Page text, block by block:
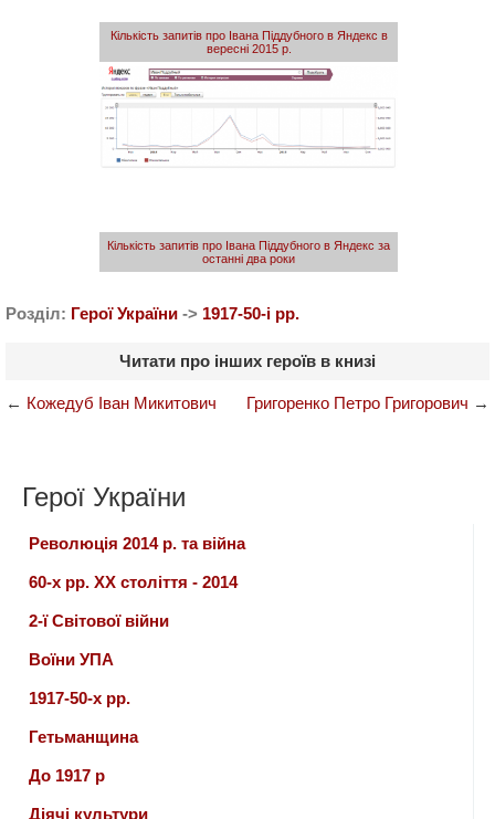
Кількість запитів про Івана Піддубного в Яндекс в
вересні 2015 р.
Кількість запитів про Івана Піддубного в Яндекс за
останні два роки
Розділ: Герої України -> 1917-50-i рр.
Читати про інших героїв в книзі
← Кожедуб Іван Микитович Григоренко Петро Григорович →
Герої України
Революція 2014 р. та війна
60-х рр. ХХ століття - 2014
2-ї Світової війни
Воїни УПА
1917-50-х рр.
Гетьманщина
До 1917 р
Діячі культури